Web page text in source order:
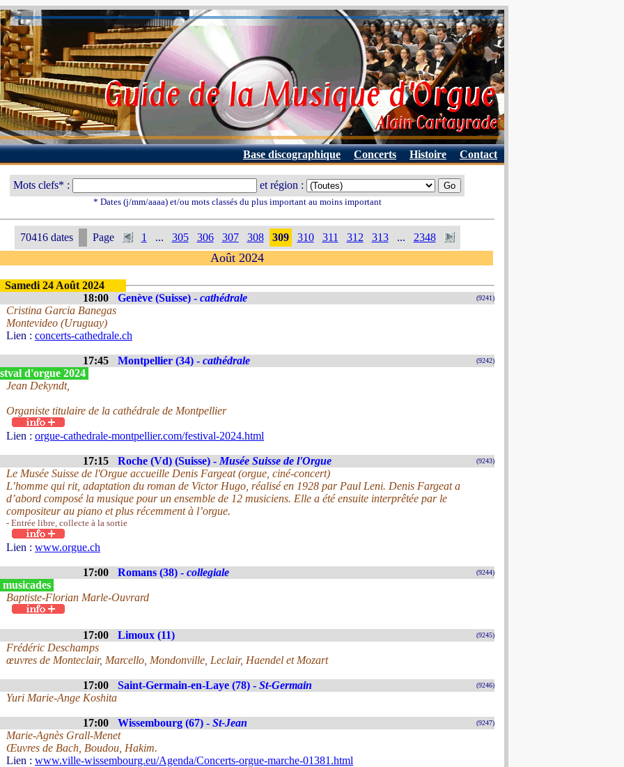
Base discographique Concerts Histoire Contact
Mots clefs* : et région :
* Dates (j/mm/aaaa) et/ou mots classés du plus important au moins important
70416 dates Page 1 ... 305 306 307 308 309 310 311 312 313 ... 2348
Août 2024
Samedi 24 Août 2024
18:00
Genève (Suisse) - cathédrale (9241)
Cristina Garcia Banegas
Montevideo (Uruguay)
Lien : concerts-cathedrale.ch
17:45 Montpellier (34) - cathédrale (9242)
d'orgue 2024
Jean Dekyndt,
Organiste titulaire de la cathédrale de Montpellier
Lien : orgue-cathedrale-montpellier.com/festival-2024.html
17:15 Roche (Vd) (Suisse) - Musée Suisse de l'Orgue (9243)
Le Musée Suisse de l'Orgue accueille Denis Fargeat (orgue, ciné-concert)
L’homme qui rit, adaptation du roman de Victor Hugo, réalisé en 1928 par Paul Leni. Denis Fargeat a
d’abord composé la musique pour un ensemble de 12 musiciens. Elle a été ensuite interprêtée par le
compositeur au piano et plus récemment à l’orgue.
- Entrée libre, collecte à la sortie
Lien : www.orgue.ch
17:00 Romans (38) - collegiale (9244)
musicades
Baptiste-Florian Marle-Ouvrard
17:00 Limoux (11) (9245)
Frédéric Deschamps
œuvres de Monteclair, Marcello, Mondonville, Leclair, Haendel et Mozart
17:00 Saint-Germain-en-Laye (78) - St-Germain (9246)
Yuri Marie-Ange Koshita
17:00 Wissembourg (67) - St-Jean (9247)
Marie-Agnès Grall-Menet
Œuvres de Bach, Boudou, Hakim.
Lien : www.ville-wissembourg.eu/Agenda/Concerts-orgue-marche-01381.html